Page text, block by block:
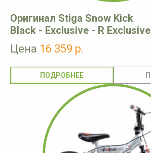
Оригинал Stiga Snow Kick
Black - Exclusive - R Exclusive
Цена 16 359 р.
ПОДРОБНЕЕ